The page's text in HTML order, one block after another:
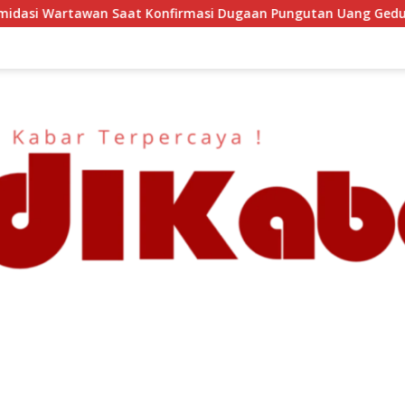
Dugaan Pungutan Uang Gedung, Anggota Komite